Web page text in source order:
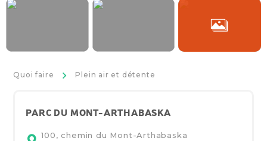
Quoi faire >
Plein air et détente
PARC DU MONT-ARTHABASKA
100, chemin du Mont-Arthabaska